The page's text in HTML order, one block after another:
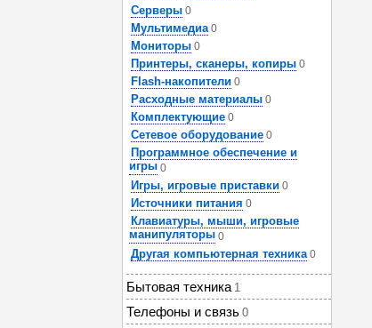
Серверы 0
Мультимедиа 0
Мониторы 0
Принтеры, сканеры, копиры 0
Flash-накопители 0
Расходные материалы 0
Комплектующие 0
Сетевое оборудование 0
Программное обеспечение и
игры 0
Игры, игровые приставки 0
Источники питания 0
Клавиатуры, мыши, игровые
манипуляторы 0
Другая компьютерная техника 0
Бытовая техника 1
Телефоны и связь 0